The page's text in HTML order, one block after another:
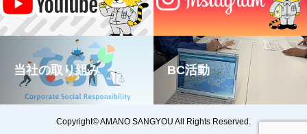
当社の取り組み BC活動
Copyright© AMANO SANGYOU All Rights Reserved.